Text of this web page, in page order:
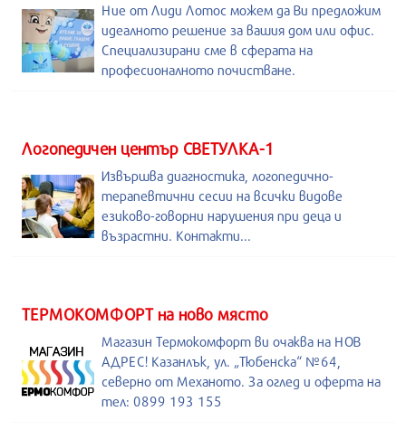
Ние от Лиди Лотос можем да Ви предложим
идеалното решение за вашия дом или офис.
Специализирани сме в сферата на
професионалното почистване.
Логопедичен център СВЕТУЛКА-1
Извършва диагностика, логопедично-
терапевтични сесии на всички видове
езиково-говорни нарушения при деца и
възрастни. Контакти...
ТЕРМОКОМФОРТ на ново място
Магазин Термокомфорт ви очаква на НОВ
АДРЕС! Казанлък, ул. „Тюбенска“ №64,
северно от Механото. За оглед и оферта на
тел: 0899 193 155